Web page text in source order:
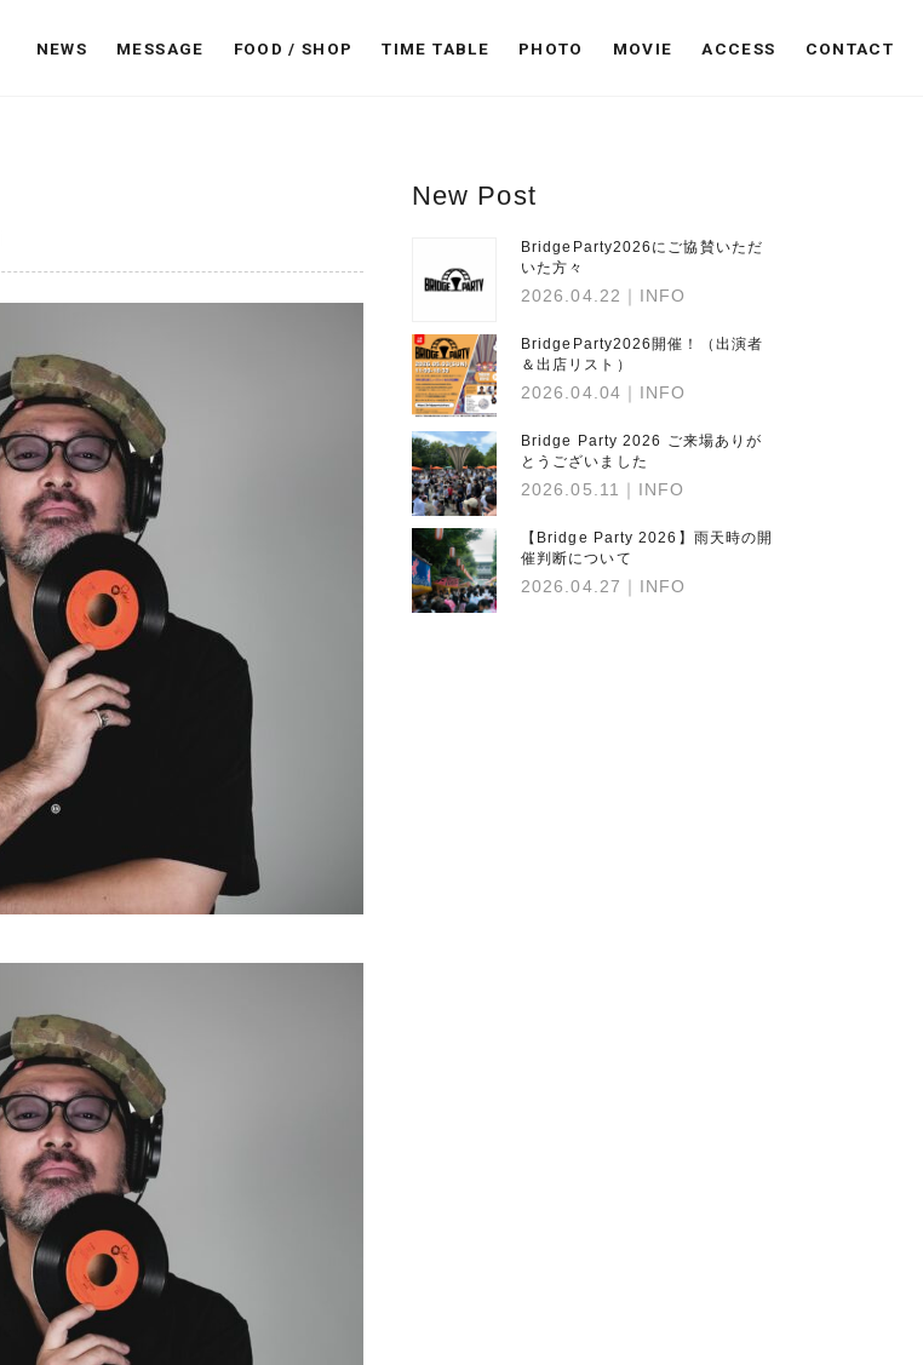
NEWS MESSAGE FOOD / SHOP TIME TABLE PHOTO MOVIE ACCESS CONTACT
New Post
BridgeParty2026にご協賛いただ
いた方々
2026.04.22 ｜INFO
BridgeParty2026開催！（出演者
＆出店リスト）
2026.04.04 ｜INFO
Bridge Party 2026 ご来場ありが
とうございました
2026.05.11 ｜INFO
【Bridge Party 2026】雨天時の開
催判断について
2026.04.27 ｜INFO